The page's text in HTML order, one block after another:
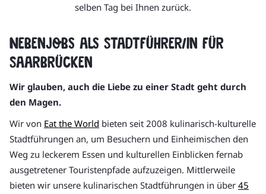
selben Tag bei Ihnen zurück.
Nebenjobs als Stadtführer/in für
Saarbrücken
Wir glauben, auch die Liebe zu einer Stadt geht durch
den Magen.
Wir von Eat the World bieten seit 2008 kulinarisch-kulturelle
Stadtführungen an, um Besuchern und Einheimischen den
Weg zu leckerem Essen und kulturellen Einblicken fernab
ausgetretener Touristenpfade aufzuzeigen. Mittlerweile
bieten wir unsere kulinarischen Stadtführungen in über 45